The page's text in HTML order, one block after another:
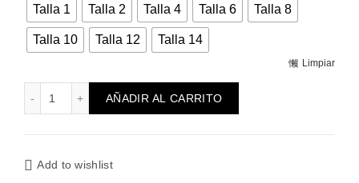
Talla 1 Talla 2 Talla 4 Talla 6 Talla 8
Talla 10 Talla 12 Talla 14
Limpiar
Vestido Mapache con mangas de volantitos cantidad
AÑADIR AL CARRITO
Add to wishlist